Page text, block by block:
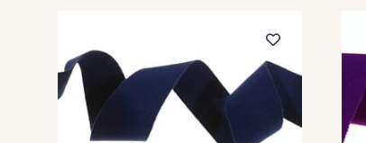
903 - Bleu Roi 26 - Bleu Canard